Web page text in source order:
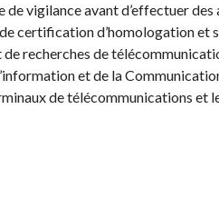
vigilance avant d’effectuer des
certification d’homologation et
recherches de
et de la
de télécommunications et